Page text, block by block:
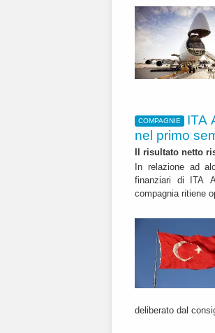
COMPAGNIE
ITA
nel primo
Il risultato netto
In relazione ad
finanziari di ITA
compagnia ritiene
deliberato dal